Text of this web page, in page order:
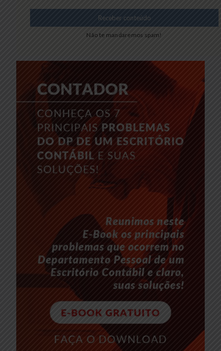
Não te mandaremos spam!